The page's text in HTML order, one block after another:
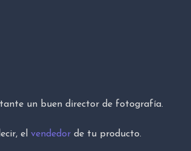
un buen director de fotografía.
el vendedor de tu producto.